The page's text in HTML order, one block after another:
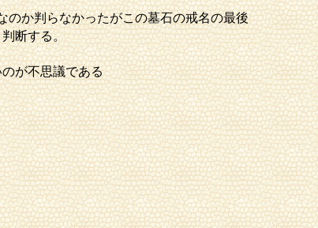
のか判らなかったがこの墓石の戒名の最後
断する。
が不思議である